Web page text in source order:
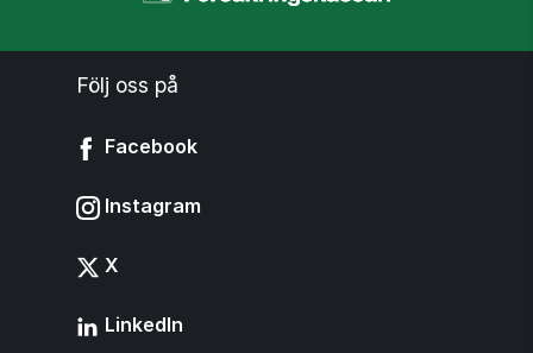
Följ oss på
Facebook
Instagram
X
LinkedIn